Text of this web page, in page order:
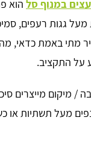
עצים במנוף סל הוא
מעל גגות רעפים,
מתי באמת כדאי,
על התקציב.
/ מיקום מייצרים
מעל תשתיות או